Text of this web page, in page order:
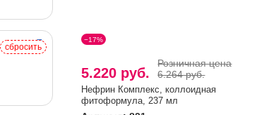
−17%
5.220 руб.
Розничная цена
6.264 руб.
Нефрин Комплекс, коллоидная
фитоформула, 237 мл
сбросить